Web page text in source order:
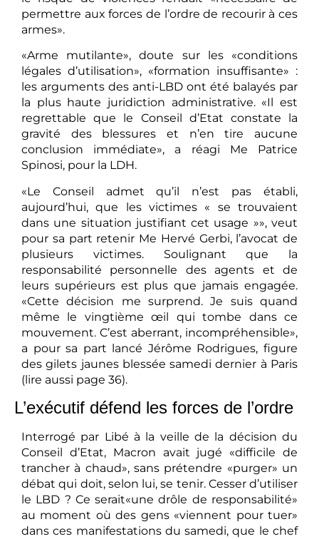
permettre aux forces de l’ordre de recourir à ces
armes».
«Arme mutilante», doute sur les «conditions
légales d’utilisation», «formation insuffisante» :
les arguments des anti-LBD ont été balayés par
la plus haute juridiction administrative. «Il est
regrettable que le Conseil d’Etat constate la
gravité des blessures et n’en tire aucune
conclusion immédiate», a réagi Me Patrice
Spinosi, pour la LDH.
«Le Conseil admet qu’il n’est pas établi,
aujourd’hui, que les victimes « se trouvaient
dans une situation justifiant cet usage »», veut
pour sa part retenir Me Hervé Gerbi, l’avocat de
plusieurs victimes. Soulignant que la
responsabilité personnelle des agents et de
leurs supérieurs est plus que jamais engagée.
«Cette décision me surprend. Je suis quand
même le vingtième œil qui tombe dans ce
mouvement. C’est aberrant, incompréhensible»,
a pour sa part lancé Jérôme Rodrigues, figure
des gilets jaunes blessée samedi dernier à Paris
(lire aussi page 36).
L’exécutif défend les forces de l’ordre
Interrogé par Libé à la veille de la décision du
Conseil d’Etat, Macron avait jugé «difficile de
trancher à chaud», sans prétendre «purger» un
débat qui doit, selon lui, se tenir. Cesser d’utiliser
le LBD ? Ce serait«une drôle de responsabilité»
au moment où des gens «viennent pour tuer»
dans ces manifestations du samedi, que le chef